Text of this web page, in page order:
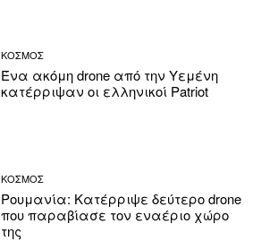
ΚΟΣΜΟΣ
Ένα ακόμη drone από την Υεμένη
κατέρριψαν οι ελληνικοί Patriot
ΚΟΣΜΟΣ
Ρουμανία: Κατέρριψε δεύτερο drone
που παραβίασε τον εναέριο χώρο
της